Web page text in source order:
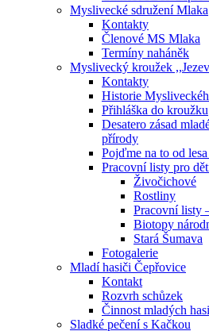
Myslivecké sdružení Mlaka
Kontakty
Členové MS Mlaka
Termíny naháněk
Myslivecký kroužek
Kontakty
Historie
Přihláška do kroužku
Desatero zásad
přírody
Pojďme na to od
Pracovní listy pro
Živočichové
Rostliny
Pracovní listy
Biotopy
Stará Šumava
Fotogalerie
Mladí hasiči Čepřovice
Kontakt
Rozvrh schůzek
Činnost mladých
Sladké pečení s Kačkou